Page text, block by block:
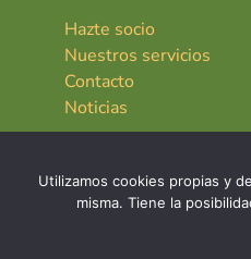
Hazte socio
Nuestros servicios
Contacto
Noticias
Utilizamos cookies propias y
misma. Tiene la